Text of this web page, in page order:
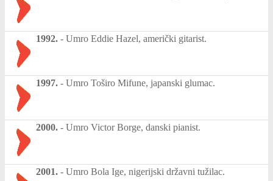
1992. - Umro Eddie Hazel, američki gitarist.
1997. - Umro Toširo Mifune, japanski glumac.
2000. - Umro Victor Borge, danski pianist.
2001. - Umro Bola Ige, nigerijski državni tužilac.